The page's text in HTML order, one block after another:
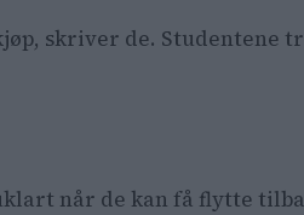
skriver de. Studentene
når de kan få flytte